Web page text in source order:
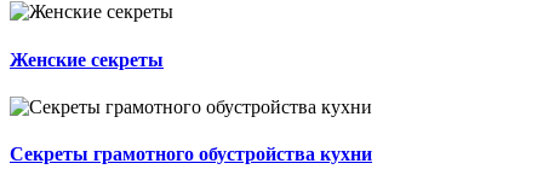
Женские секреты
Секреты грамотного обустройства кухни